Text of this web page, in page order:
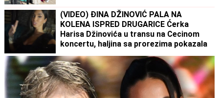
(VIDEO) ĐINA DŽINOVIĆ PALA NA
KOLENA ISPRED DRUGARICE Ćerka
Harisa Džinovića u transu na Cecinom
koncertu, haljina sa prorezima pokazala
previše